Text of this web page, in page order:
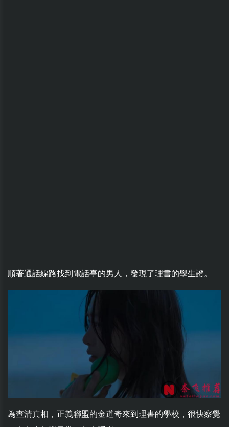
順著通話線路找到電話亭的男人，發現了理書的學生證。
為查清真相，正義聯盟的金道奇來到理書的學校，很快察覺